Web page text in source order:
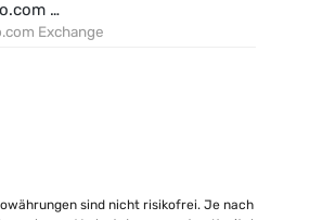
Crypto.com Exchange
Exchange
sind nicht risikofrei. Je nach